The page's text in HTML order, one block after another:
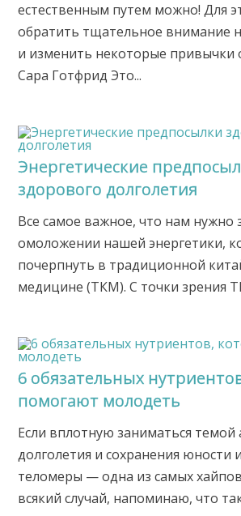
естественным путем можно! Для
обратить тщательное внимание
и изменить некоторые привычки
Сара Готфрид Это...
Энергетические
здорового долголетия
Все самое важное, что нам нужно
омоложении нашей энергетики,
почерпнуть в традиционной
медицине (ТКМ). С точки зрения
6 обязательных
помогают молодеть
Если вплотную заниматься темой
долголетия и сохранения юности
теломеры — одна из самых
всякий случай, напоминаю, что